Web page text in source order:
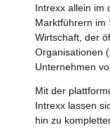
Intrexx allein im
Marktführern im
Wirtschaft, der
Organisationen
Unternehmen
Mit der
Intrexx lassen
hin zu